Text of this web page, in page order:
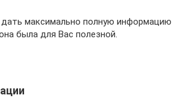
максимально полную информацию
была для Вас полезной.